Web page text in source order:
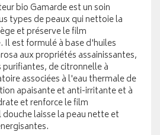
bio Gamarde est un soin
types de peaux qui nettoie la
et préserve le film
est formulé à base d'huiles
aux propriétés assainissantes,
de citronnelle à
associées à l'eau thermale de
apaisante et anti-irritante et à
et renforce le film
laisse la peau nette et